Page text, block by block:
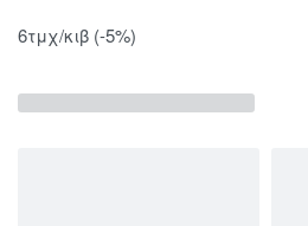
6τμχ/κιβ (-5%)